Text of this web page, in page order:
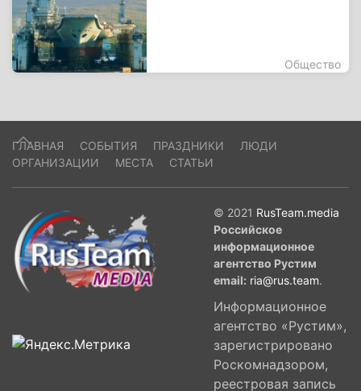
Общество
ГЛАВНАЯ СОБЫТИЯ ПРАЗДНИКИ
ЛЮДИ
ОРГАНИЗАЦИИ
МЕСТА СТАТЬИ
© 2021 RusTeam.media
Российское
информационное
агентство Рустим
email: ria@rus.team.
Информационное
агентство «Рустим»,
зарегистрировано
Роскомнадзором,
реестровая запись